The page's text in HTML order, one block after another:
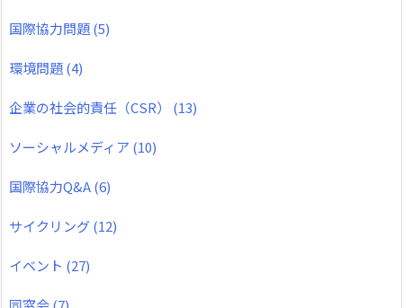
国際協力問題(5)
環境問題(4)
企業の社会的責任（CSR） (13)
ソーシャルメディア (10)
国際協力Q&A(6)
サイクリング(12)
イベント (27)